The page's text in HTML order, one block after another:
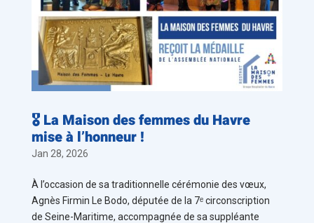
🎖️ La Maison des femmes du Havre
mise à l’honneur !
Jan 28, 2026
À l’occasion de sa traditionnelle cérémonie des vœux,
Agnès Firmin Le Bodo, députée de la 7ᵉ circonscription
de Seine-Maritime, accompagnée de sa suppléante